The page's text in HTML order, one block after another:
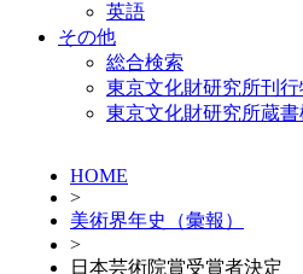
英語
その他
総合検索
東京文化財研究所刊行
東京文化財研究所蔵書
HOME
>
美術界年史（彙報）
>
日本芸術院賞受賞者決定